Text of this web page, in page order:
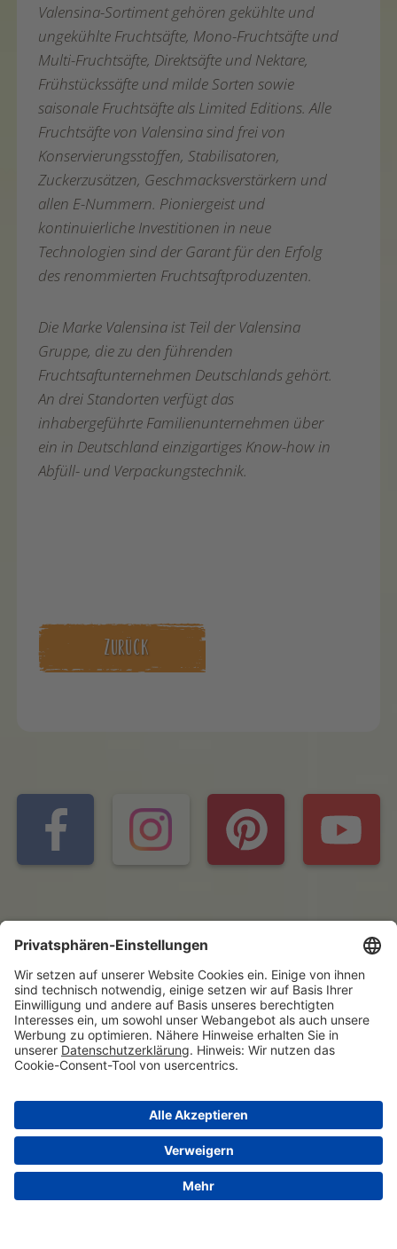
Valensina-Sortiment gehören gekühlte und
ungekühlte Fruchtsäfte, Mono-Fruchtsäfte und
Multi-Fruchtsäfte, Direktsäfte und Nektare,
Frühstückssäfte und milde Sorten sowie
saisonale Fruchtsäfte als Limited Editions. Alle
Fruchtsäfte von Valensina sind frei von
Konservierungsstoffen, Stabilisatoren,
Zuckerzusätzen, Geschmacksverstärkern und
allen E-Nummern. Pioniergeist und
kontinuierliche Investitionen in neue
Technologien sind der Garant für den Erfolg
des renommierten Fruchtsaftproduzenten.
Die Marke Valensina ist Teil der Valensina
Gruppe, die zu den führenden
Fruchtsaftunternehmen Deutschlands gehört.
An drei Standorten verfügt das
inhabergeführte Familienunternehmen über
ein in Deutschland einzigartiges Know-how in
Abfüll- und Verpackungstechnik.
ZURÜCK